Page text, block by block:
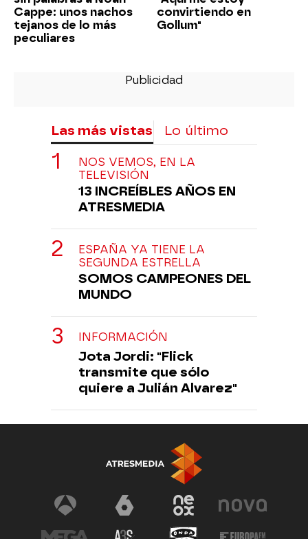
Cappe: unos nachos
tejanos de lo más
peculiares
convirtiendo en
Gollum"
Las más vistas Lo último
NOS VEMOS, EN LA
TELEVISIÓN
13 INCREÍBLES AÑOS EN
ATRESMEDIA
ESPAÑA YA TIENE LA
SEGUNDA ESTRELLA
SOMOS CAMPEONES DEL
MUNDO
INFORMACIÓN
Jota Jordi: "Flick
transmite que sólo
quiere a Julián Alvarez"